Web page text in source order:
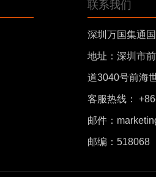
联系我们
深圳万国集通
地址： 深圳市
道3040号前海
客服热线：
邮件：
邮编：518068